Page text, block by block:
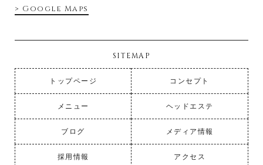
> Google Maps
SITEMAP
トップページ コンセプト
メニュー ヘッドエステ
ブログ メディア情報
採用情報 アクセス